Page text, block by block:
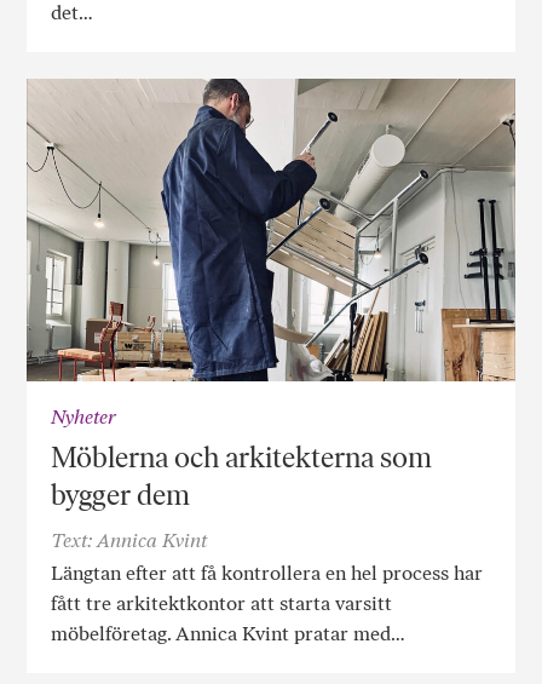
det…
Nyheter
Möblerna och arkitekterna som
bygger dem
Text: Annica Kvint
Längtan efter att få kontrollera en hel process har
fått tre arkitektkontor att starta varsitt
möbelföretag. Annica Kvint pratar med…